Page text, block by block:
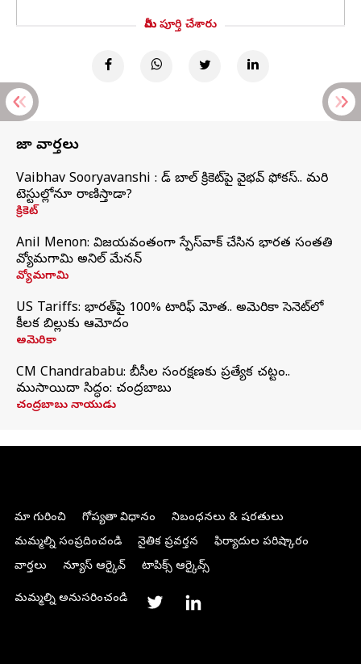
మీరు పూర్తి చేశారు
తాజా వార్తలు
Vaibhav Sooryavanshi : రెడ్ బాల్ క్రికెట్‌పై వైభవ్ ఫోకస్.. మరి
టెస్టుల్లోనూ రాణిస్తాడా?
క్రికెట్
Anil Menon: విజయవంతంగా స్పేస్‌వాక్‌ చేసిన భారత సంతతి
వ్యోమగామి అనిల్‌ మేనన్
వ్యోమగామి
US Tariffs: భారత్‌పై 100% టారిఫ్‌ మోత.. అమెరికా సెనెట్‌లో
కీలక బిల్లుకు ఆమోదం
అమెరికా
CM Chandrababu: బీసీల సంరక్షణకు ప్రత్యేక చట్టం..
ముసాయిదా సిద్ధం: చంద్రబాబు
చంద్రబాబు నాయుడు
మా గురించి గోప్యతా విధానం
నిబంధనలు & షరతులు
మమ్మల్ని సంప్రదించండి
నైతిక ప్రవర్తన
ఫిర్యాదుల పరిష్కారం
వార్తలు
న్యూస్ ఆర్కైవ్ టాపిక్స్ ఆర్కైవ్స్
మమ్మల్ని అనుసరించండి